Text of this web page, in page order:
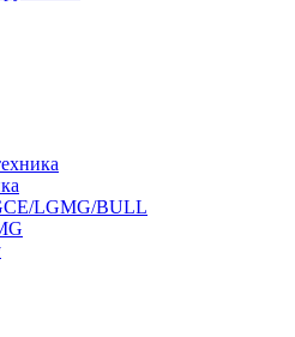
LGMG/BULL